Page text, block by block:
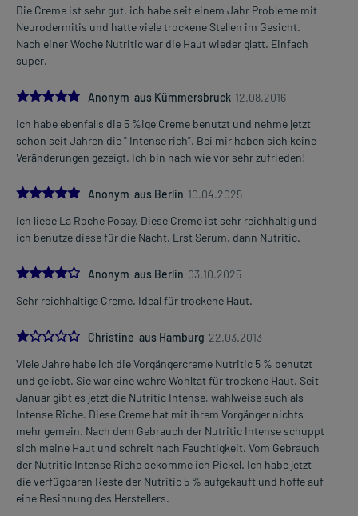
Die Creme ist sehr gut, ich habe seit einem Jahr Probleme mit
Neurodermitis und hatte viele trockene Stellen im Gesicht.
Nach einer Woche Nutritic war die Haut wieder glatt. Einfach
super.
5.0Anonym aus Kümmersbruck 12.08.2016
Ich habe ebenfalls die 5 %ige Creme benutzt und nehme jetzt
schon seit Jahren die " Intense rich". Bei mir haben sich keine
Veränderungen gezeigt. Ich bin nach wie vor sehr zufrieden!
5.0Anonym aus Berlin 10.04.2025
Ich liebe La Roche Posay. Diese Creme ist sehr reichhaltig und
ich benutze diese für die Nacht. Erst Serum, dann Nutritic.
4.0Anonym aus Berlin 03.10.2025
Sehr reichhaltige Creme. Ideal für trockene Haut.
1.0Christine aus Hamburg 22.03.2013
Viele Jahre habe ich die Vorgängercreme Nutritic 5 % benutzt
und geliebt. Sie war eine wahre Wohltat für trockene Haut. Seit
Januar gibt es jetzt die Nutritic Intense, wahlweise auch als
Intense Riche. Diese Creme hat mit ihrem Vorgänger nichts
mehr gemein. Nach dem Gebrauch der Nutritic Intense schuppt
sich meine Haut und schreit nach Feuchtigkeit. Vom Gebrauch
der Nutritic Intense Riche bekomme ich Pickel. Ich habe jetzt
die verfügbaren Reste der Nutritic 5 % aufgekauft und hoffe auf
eine Besinnung des Herstellers.